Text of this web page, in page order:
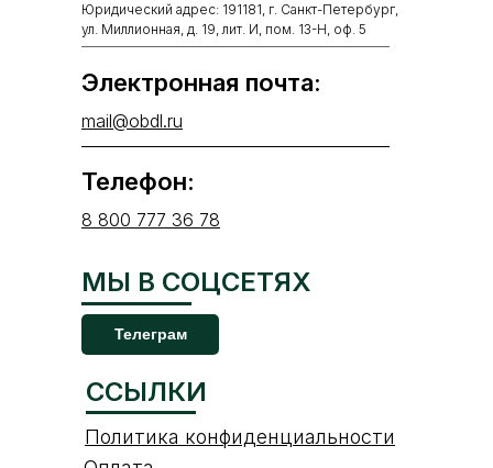
Юридический адрес: 191181, г. Санкт-Петербург,
ул. Миллионная, д. 19, лит. И, пом. 13-Н, оф. 5
Электронная почта:
mail@obdl.ru
Телефон:
8 800 777 36 78
ССЫЛКИ
Политика конфиденциальности
МЫ В СОЦСЕТЯХ
Телеграм